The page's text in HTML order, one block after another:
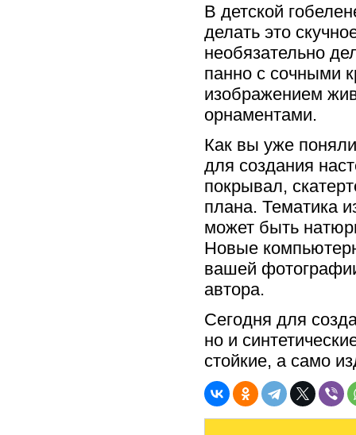
В детской
делать это
необязательно
панно с сочными
изображением
орнаментами.
Как вы уже
для создания
покрывал,
плана. Тематика
может быть
Новые
вашей
автора.
Сегодня для
но и
стойкие, а само